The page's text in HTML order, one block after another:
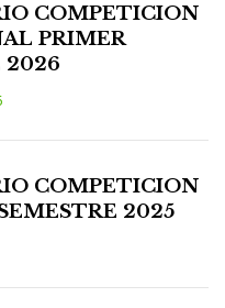
COMPETICION
PRIMER
2026
COMPETICION
2025